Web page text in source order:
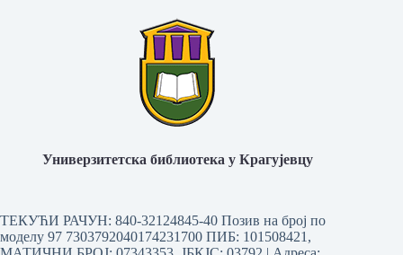
Универзитетска библиотека у Крагујевцу
ТЕКУЋИ РАЧУН: 840-32124845-40 Позив на број по
моделу 97 7303792040174231700 ПИБ: 101508421,